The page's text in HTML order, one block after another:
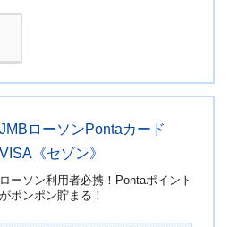
JMBローソンPontaカード
VISA《セゾン》
ローソン利用者必携！Pontaポイント
がポンポン貯まる！